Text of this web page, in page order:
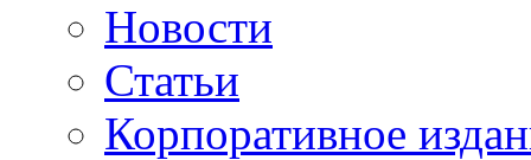
Новости
Статьи
Корпоративное